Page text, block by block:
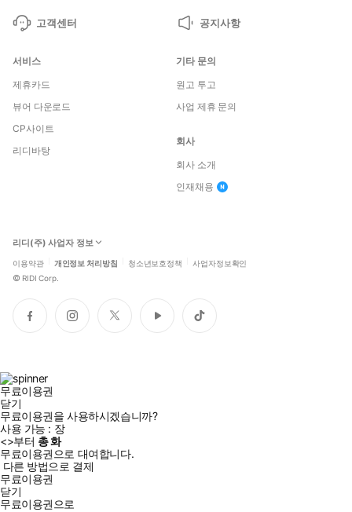
고객센터 공지사항
서비스
제휴카드
뷰어 다운로드
CP사이트
리디바탕
기타 문의
원고 투고
사업 제휴 문의
회사
회사 소개
인재채용
리디(주) 사업자 정보
이용약관 개인정보 처리방침 청소년보호정책 사업자정보확인
© RIDI Corp.
페
이
인
스
트
위
유
튜
틱
톡
무료이용권
닫기
무료이용권을 사용하시겠습니까?
사용 가능 : 장
<>부터 총화
무료이용권으로 대여합니다.
다른 방법으로 결제
무료이용권
닫기
무료이용권으로